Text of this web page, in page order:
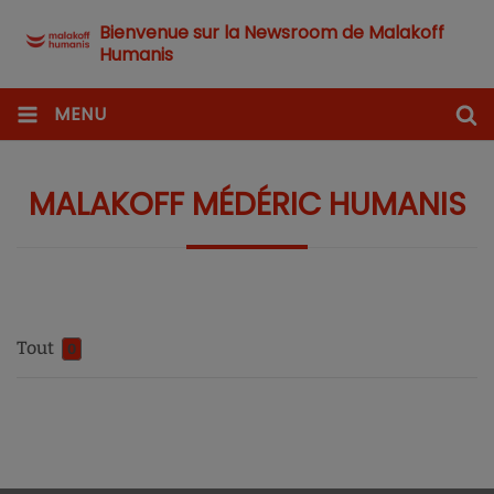
Bienvenue sur la Newsroom de Malakoff
Humanis
MENU
MALAKOFF MÉDÉRIC HUMANIS
Tout 0